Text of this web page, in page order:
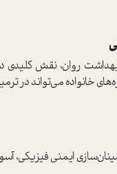
روان، نقش
خانواده می‌تواند در
ایمنی فیزیکی،